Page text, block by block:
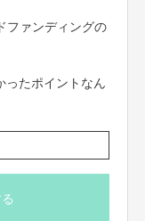
。
進めながらママたちの現
に欲しい‼」
まで対象に実施
ファンディングの
ったポイントなん
する方のお役にた